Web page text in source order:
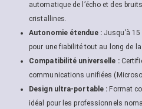
automatique de l’écho et des
cristallines.
Autonomie étendue :Jusqu’à 15
pour une fiabilité tout au long de
Compatibilité universelle :
communications unifiées
Design ultra-portable : Format
idéal pour les professionnels